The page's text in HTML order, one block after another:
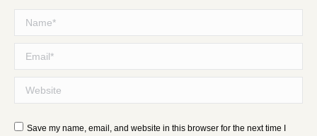
Name *
Email *
Website
Save my name, email, and website in this browser for the next time I